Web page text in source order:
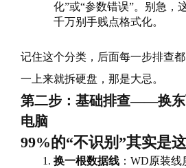
化”或“参数错误”。别急，
千万别手贱点格式化。
记住这个分类，后面每一步排查
一上来就拆硬盘，那是大忌。
第二步：基础排查——换东
电脑
99%的“不识别”其实是
换一根数据线 ：WD原装